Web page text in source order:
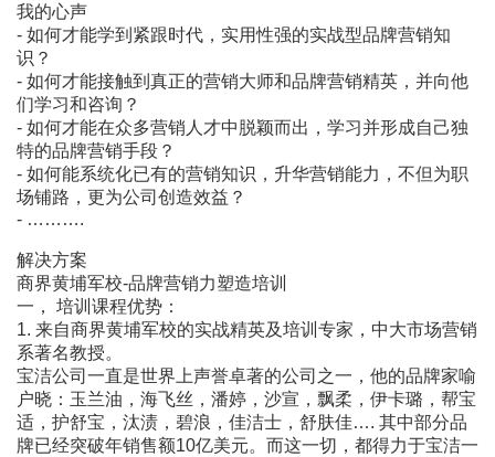
我的心声
- 如何才能学到紧跟时代，实用性强的实战型品牌营销知
识？
- 如何才能接触到真正的营销大师和品牌营销精英，并向他
们学习和咨询？
- 如何才能在众多营销人才中脱颖而出，学习并形成自己独
特的品牌营销手段？
- 如何能系统化已有的营销知识，升华营销能力，不但为职
场铺路，更为公司创造效益？
- ……….
解决方案
商界黄埔军校-品牌营销力塑造培训
一， 培训课程优势：
1. 来自商界黄埔军校的实战精英及培训专家，中大市场营销
系著名教授。
宝洁公司一直是世界上声誉卓著的公司之一，他的品牌家喻
户晓：玉兰油，海飞丝，潘婷，沙宣，飘柔，伊卡璐，帮宝
适，护舒宝，汰渍，碧浪，佳洁士，舒肤佳…. 其中部分品
牌已经突破年销售额10亿美元。而这一切，都得力于宝洁一